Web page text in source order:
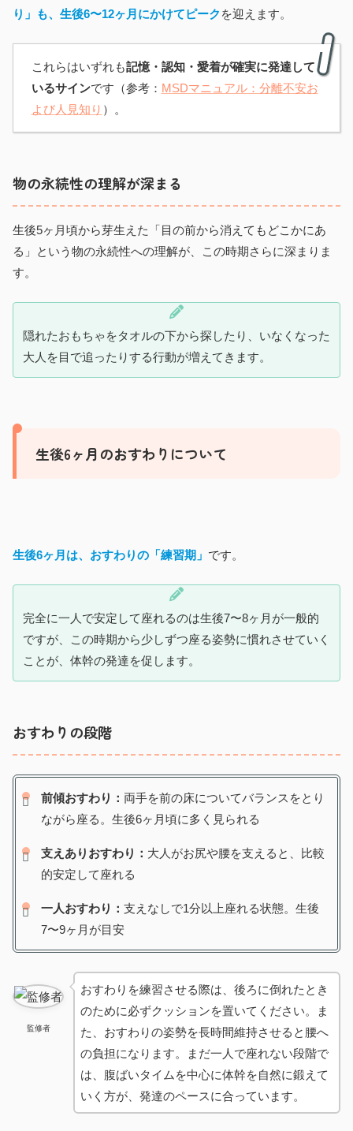
り」も、生後6〜12ヶ月にかけてピーク を迎えます。
これらはいずれも記憶・認知・愛着が確実に発達して
いるサインです（参考： MSDマニュアル：分離不安お
よび人見知り ）。
物の永続性の理解が深まる
生後5ヶ月頃から芽生えた「目の前から消えてもどこかにあ
る」という物の永続性への理解が、この時期さらに深まりま
す。
隠れたおもちゃをタオルの下から探したり、いなくなった
大人を目で追ったりする行動が増えてきます。
生後6ヶ月のおすわりについて
生後6ヶ月は、おすわりの「練習期」 です。
完全に一人で安定して座れるのは生後7〜8ヶ月が一般的
ですが、この時期から少しずつ座る姿勢に慣れさせていく
ことが、体幹の発達を促します。
おすわりの段階
前傾おすわり： 両手を前の床についてバランスをとり
ながら座る。生後6ヶ月頃に多く見られる
支えありおすわり： 大人がお尻や腰を支えると、比較
的安定して座れる
一人おすわり： 支えなしで1分以上座れる状態。生後
7〜9ヶ月が目安
監修者
おすわりを練習させる際は、後ろに倒れたとき
のために必ずクッションを置いてください。ま
た、おすわりの姿勢を長時間維持させると腰へ
の負担になります。まだ一人で座れない段階で
は、腹ばいタイムを中心に体幹を自然に鍛えて
いく方が、発達のペースに合っています。